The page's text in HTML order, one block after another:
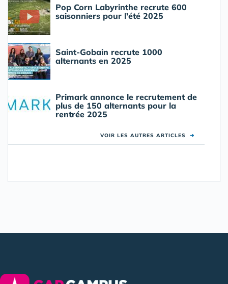
Pop Corn Labyrinthe recrute 600
saisonniers pour l'été 2025
Saint-Gobain recrute 1000
alternants en 2025
Primark annonce le recrutement de
plus de 150 alternants pour la
rentrée 2025
VOIR LES AUTRES ARTICLES ➜